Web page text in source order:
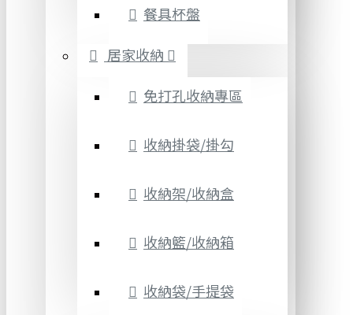
餐具杯盤
居家收納
免打孔收納專區
收納掛袋/掛勾
收納架/收納盒
收納籃/收納箱
收納袋/手提袋